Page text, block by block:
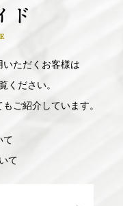
ド
いただくお客様は
ください。
ご紹介しています。
て
て